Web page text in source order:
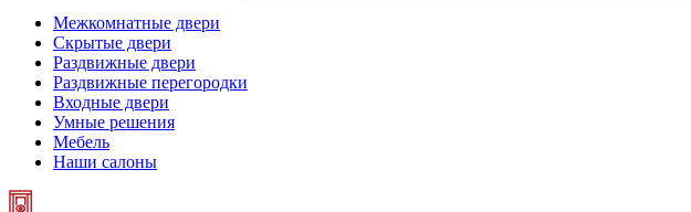
Межкомнатные двери
Скрытые двери
Раздвижные двери
Раздвижные перегородки
Входные двери
Умные решения
Мебель
Наши салоны